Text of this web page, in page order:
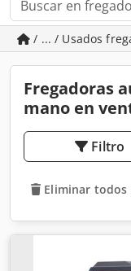
/ ... / Usados
Fregadoras
mano en
Filtro
Eliminar